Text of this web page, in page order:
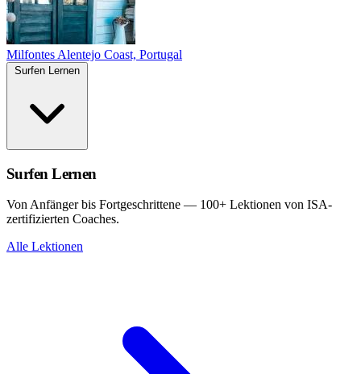
Milfontes Alentejo Coast, Portugal
Surfen Lernen
Von Anfänger bis Fortgeschrittene — 100+ Lektionen von ISA-
zertifizierten Coaches.
Alle Lektionen